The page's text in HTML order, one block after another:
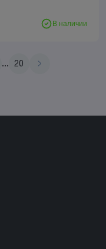
В наличии
... 20